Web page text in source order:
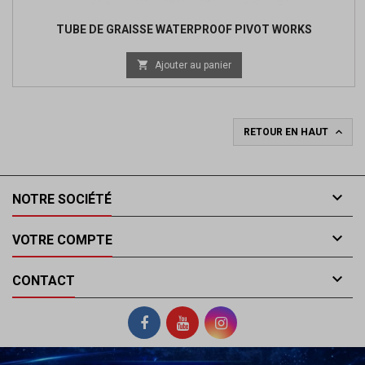
TUBE DE GRAISSE WATERPROOF PIVOT WORKS
 Ajouter au panier
RETOUR EN HAUT 
NOTRE SOCIÉTÉ 
VOTRE COMPTE 
CONTACT 